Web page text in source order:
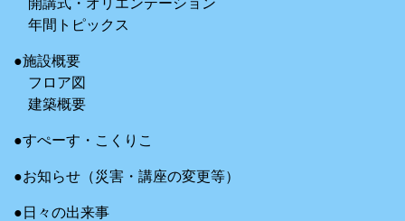
年間トピックス
●施設概要
フロア図
建築概要
●すぺーす・こくりこ
●お知らせ（災害・講座の変更等）
●日々の出来事